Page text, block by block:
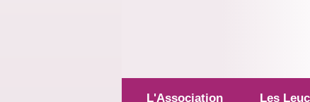
L'Association Les